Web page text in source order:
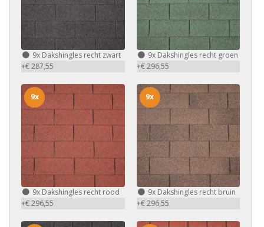
9x Dakshingles recht zwart
+€ 287,55
9xDakshingles recht groen
+€ 296,55
9x Dakshingles recht rood
+€ 296,55
9x
9xDakshingles recht bruin
+€ 296,55
9x